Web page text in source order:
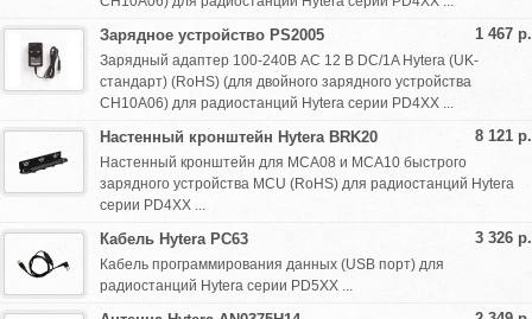
1 467 р.
Зарядное устройство PS2005
Зарядный адаптер 100-240В AC 12 В DC/1A Hytera (UK-
стандарт) (RoHS) (для двойного зарядного устройства
CH10A06) для радиостанций Hytera серии PD4XX ...
8 121 р.
Настенный кронштейн Hytera BRK20
Настенный кронштейн для MCA08 и MCA10 быстрого
зарядного устройства MCU (RoHS) для радиостанций Hytera
серии PD4XX ...
3 326 р.
Кабель Hytera PC63
Кабель программирования данных (USB порт) для
радиостанций Hytera серии PD5XX ...